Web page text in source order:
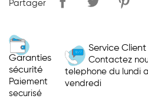
Partager
Garanties
sécurité
Paiement
securisé
Service Client
Contactez
telephone du lundi
vendredi